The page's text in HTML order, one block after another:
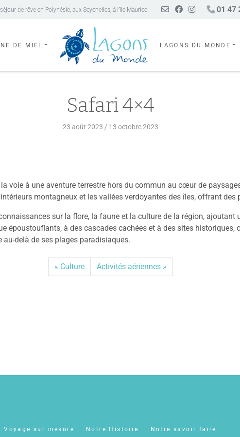
de rêve en Polynésie, aux Seychelles, à l’île Maurice 01 47
DE MIEL LAGONS DU MONDE
Safari 4×4
23 août 2023 / 13 octobre 2023
voie à une aventure terrestre hors du commun au cœur de
montagneux et les vallées verdoyantes des îles, offrant
sur la flore, la faune et la culture de la région, ajoutant
époustouflants, à des cascades cachées et à des sites
delà de ses plages paradisiaques.
Culture Activités aériennes
Voyage sur mesure Notre Histoire Notre savoir faire